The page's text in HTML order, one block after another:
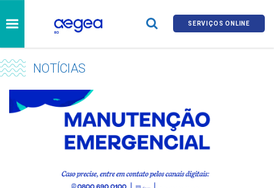
SERVIÇOS ONLINE
NOTÍCIAS